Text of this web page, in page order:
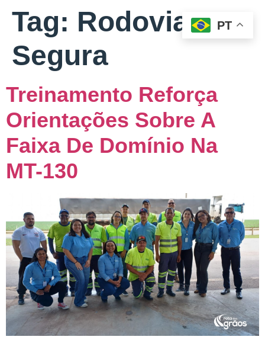
Tag: Rodovia
Segura
Treinamento Reforça
Orientações Sobre A
Faixa De Domínio Na
MT-130
PT